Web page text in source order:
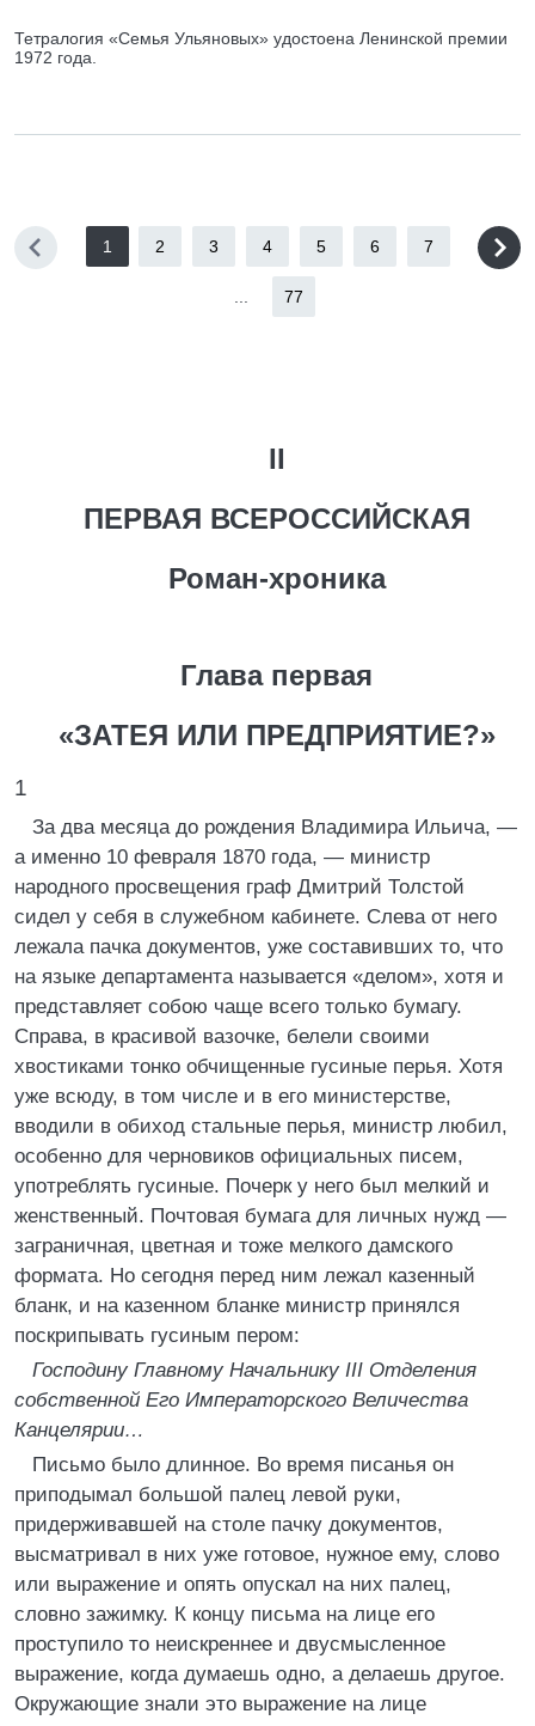
Тетралогия «Семья Ульяновых» удостоена Ленинской премии
1972 года.
1 2 3 4 5 6 7
77
II
ПЕРВАЯ ВСЕРОССИЙСКАЯ
Роман-хроника
Глава первая
«ЗАТЕЯ ИЛИ ПРЕДПРИЯТИЕ?»
1
За два месяца до рождения Владимира Ильича, —
а именно 10 февраля 1870 года, — министр
народного просвещения граф Дмитрий Толстой
сидел у себя в служебном кабинете. Слева от него
лежала пачка документов, уже составивших то, что
на языке департамента называется «делом», хотя и
представляет собою чаще всего только бумагу.
Справа, в красивой вазочке, белели своими
хвостиками тонко обчищенные гусиные перья. Хотя
уже всюду, в том числе и в его министерстве,
вводили в обиход стальные перья, министр любил,
особенно для черновиков официальных писем,
употреблять гусиные. Почерк у него был мелкий и
женственный. Почтовая бумага для личных нужд —
заграничная, цветная и тоже мелкого дамского
формата. Но сегодня перед ним лежал казенный
бланк, и на казенном бланке министр принялся
поскрипывать гусиным пером:
Господину Главному Начальнику III Отделения
собственной Его Императорского Величества
Канцелярии…
Письмо было длинное. Во время писанья он
приподымал большой палец левой руки,
придерживавшей на столе пачку документов,
высматривал в них уже готовое, нужное ему, слово
или выражение и опять опускал на них палец,
словно зажимку. К концу письма на лице его
проступило то неискреннее и двусмысленное
выражение, когда думаешь одно, а делаешь другое.
Окружающие знали это выражение на лице